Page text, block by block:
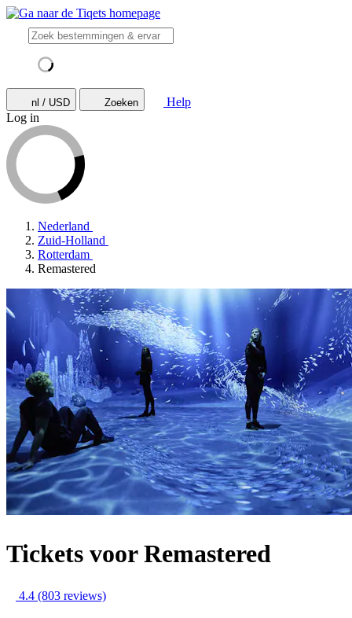
nl / USD Zoeken
Help
Log in
Nederland
Zuid-Holland
Rotterdam
Remastered
Tickets voor Remastered
4.4 (803 reviews)